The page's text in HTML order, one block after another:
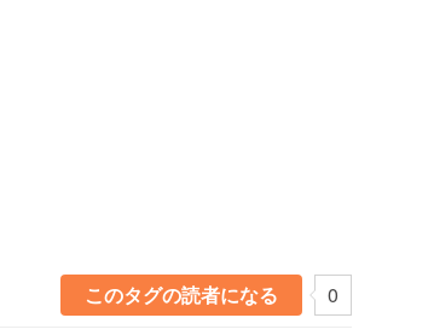
このタグの読者になる 0